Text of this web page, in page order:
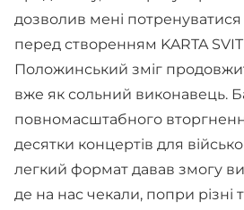
дозволив мені потренуватися
перед створенням KARTA
Положинський зміг
вже як сольний виконавець.
повномасштабного
десятки концертів для
легкий формат давав змогу
де на нас чекали, попри різні